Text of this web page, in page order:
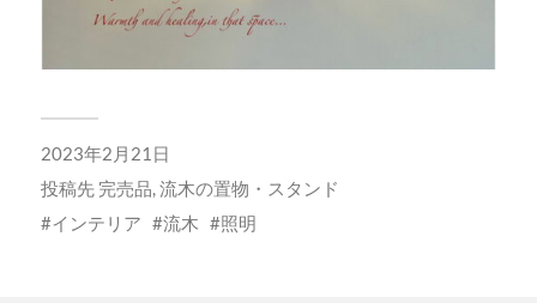
2023年2月21日
投稿先 完売品,流木の置物・スタンド
インテリア
流木 照明